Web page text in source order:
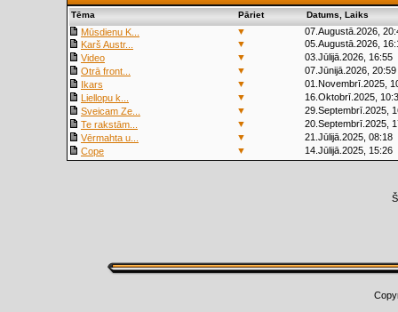
Tēma Pāriet Datums, Laiks
Mūsdienu K... ▼
07.Augustā.2026,
Karš Austr...
▼
05.Augustā.2026,
Video
▼
03.Jūlijā.2026, 16:55
Otrā front...
▼
07.Jūnijā.2026, 20:59
Ikars
▼
01.Novembrī.2025,
Liellopu k...
▼
16.Oktobrī.2025,
Sveicam Ze...
▼
29.Septembrī.2025,
Te rakstām...
▼
20.Septembrī.2025,
Vērmahta u...
▼
21.Jūlijā.2025, 08:18
Cope
▼ 14.Jūlijā.2025, 15:26